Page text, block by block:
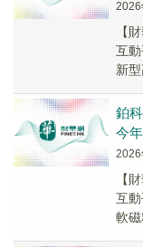
2026
【
互
新
鉑
今
2026
【
互
軟